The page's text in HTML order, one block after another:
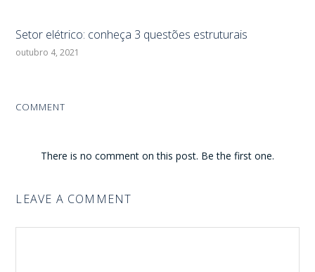
Setor elétrico: conheça 3 questões estruturais
outubro 4, 2021
COMMENT
There is no comment on this post. Be the first one.
LEAVE A COMMENT